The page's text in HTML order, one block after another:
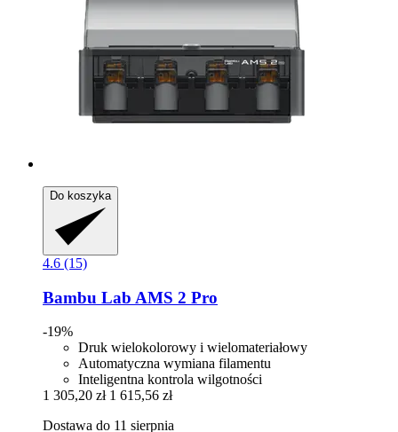
Do koszyka
4.6 (15)
Bambu Lab AMS 2 Pro
-19%
Druk wielokolorowy i wielomateriałowy
Automatyczna wymiana filamentu
Inteligentna kontrola wilgotności
1 305,20 zł 1 615,56 zł
Dostawa do 11 sierpnia